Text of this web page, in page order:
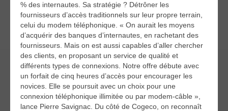
% des internautes. Sa stratégie ? Détrôner les
fournisseurs d’accès traditionnels sur leur propre terrain,
celui du modem téléphonique. « On aurait les moyens
d’acquérir des banques d’internautes, en rachetant des
fournisseurs. Mais on est aussi capables d’aller chercher
des clients, en proposant un service de qualité et
différents types de connexions. Notre offre débute avec
un forfait de cinq heures d’accès pour encourager les
novices. Elle se poursuit avec un choix pour une
connexion téléphonique illimitée ou par modem-câble »,
lance Pierre Savignac. Du côté de Cogeco, on reconnaît